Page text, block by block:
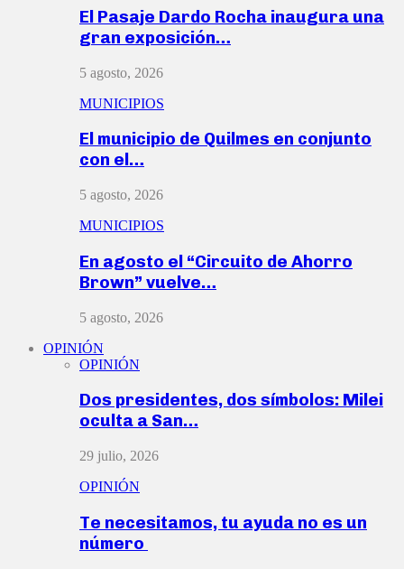
El Pasaje Dardo Rocha inaugura una
gran exposición…
5 agosto, 2026
MUNICIPIOS
El municipio de Quilmes en conjunto
con el…
5 agosto, 2026
MUNICIPIOS
En agosto el “Circuito de Ahorro
Brown” vuelve…
5 agosto, 2026
OPINIÓN
OPINIÓN
Dos presidentes, dos símbolos: Milei
oculta a San…
29 julio, 2026
OPINIÓN
Te necesitamos, tu ayuda no es un
número